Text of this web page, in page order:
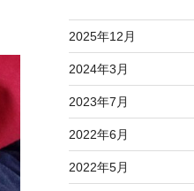
2025年12月
2024年3月
2023年7月
2022年6月
2022年5月